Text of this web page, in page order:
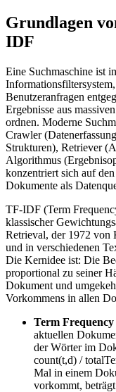
Grundlagen
IDF
Eine Suchmaschine ist
Benutzeranfragen
Ergebnisse aus
ordnen. Moderne
Crawler
Strukturen), Retriever
Algorithmus
konzentriert sich auf
Dokumente als
TF-IDF (Term
klassischer
Retrieval, der 1972 von
und in verschiedenen
Die Kernidee ist: Die
proportional zu seiner
Dokument und
Vorkommens in allen
Term
aktuellen
der Wörter im
count(t,d) /
Mal in einem
vorkommt,